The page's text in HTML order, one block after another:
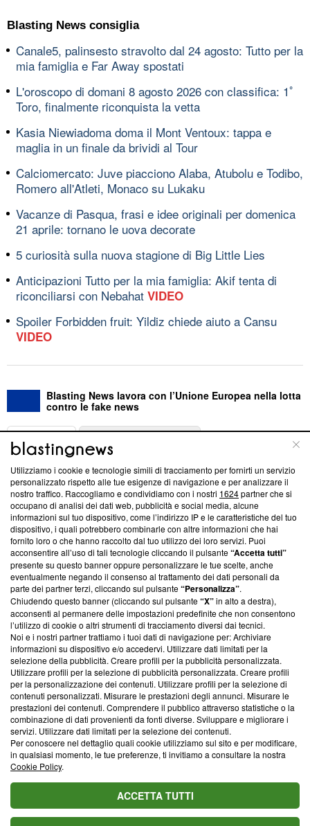
Blasting News consiglia
Canale5, palinsesto stravolto dal 24 agosto: Tutto per la
mia famiglia e Far Away spostati
L'oroscopo di domani 8 agosto 2026 con classifica: 1ﾟ
Toro, finalmente riconquista la vetta
Kasia Niewiadoma doma il Mont Ventoux: tappa e
maglia in un finale da brividi al Tour
Calciomercato: Juve piacciono Alaba, Atubolu e Todibo,
Romero all'Atleti, Monaco su Lukaku
Vacanze di Pasqua, frasi e idee originali per domenica
21 aprile: tornano le uova decorate
5 curiosità sulla nuova stagione di Big Little Lies
Anticipazioni Tutto per la mia famiglia: Akif tenta di
riconciliarsi con Nebahat VIDEO
Spoiler Forbidden fruit: Yildiz chiede aiuto a Cansu
VIDEO
Blasting News lavora con l’Unione Europea nella lotta
contro le fake news
ABOUT
Questa sezione offre informazioni trasparenti su Blasting
News, sui nostri processi editoriali e su come ci impegniamo a
creare news di qualità. Inoltre, afferma la nostra aderenza a
‘Trust Project - News with Integrity’Blasting News non è
ancora membro del programma, ma ha richiesto di farne
parte; Trust Project non ha ancora effettuato una verifica di
conformità agli standard.
Su di noi
Team editoriale
Corporate
Redazione
Informativa Privacy
Cookie Policy
Blasting SA, IDI CHE-247.845.224, Via Carlo Frasca, 3 - 6900
Lugano (Svizzera) Tel:+39 0690258937
© 2026 Blasting News
Utilizziamo i cookie e tecnologie simili di tracciamento per fornirti un servizio
personalizzato rispetto alle tue esigenze di navigazione e per analizzare il
nostro traffico. Raccogliamo e condividiamo con i nostri 1624partner che si
occupano di analisi dei dati web, pubblicità e social media, alcune
informazioni sul tuo dispositivo, come l’indirizzo IP e le caratteristiche del tuo
dispositivo, i quali potrebbero combinarle con altre informazioni che hai
fornito loro o che hanno raccolto dal tuo utilizzo dei loro servizi. Puoi
acconsentire all’uso di tali tecnologie cliccando il pulsante“Accetta tutti”
presente su questo banner oppure personalizzare le tue scelte, anche
eventualmente negando il consenso al trattamento dei dati personali da
parte dei partner terzi, cliccando sul pulsante“Personalizza”.
Chiudendo questo banner (cliccando sul pulsante“X”in alto a destra),
acconsenti al permanere delle impostazioni predefinite che non consentono
l’utilizzo di cookie o altri strumenti di tracciamento diversi dai tecnici.
Noi e i nostri partner trattiamo i tuoi dati di navigazione per: Archiviare
informazioni su dispositivo e/o accedervi. Utilizzare dati limitati per la
selezione della pubblicità. Creare profili per la pubblicità personalizzata.
Utilizzare profili per la selezione di pubblicità personalizzata. Creare profili
per la personalizzazione dei contenuti. Utilizzare profili per la selezione di
contenuti personalizzati. Misurare le prestazioni degli annunci. Misurare le
prestazioni dei contenuti. Comprendere il pubblico attraverso statistiche o la
combinazione di dati provenienti da fonti diverse. Sviluppare e migliorare i
servizi. Utilizzare dati limitati per la selezione dei contenuti.
Per conoscere nel dettaglio quali cookie utilizziamo sul sito e per modificare,
in qualsiasi momento, le tue preferenze, ti invitiamo a consultare la nostra
Cookie Policy.
ACCETTA TUTTI